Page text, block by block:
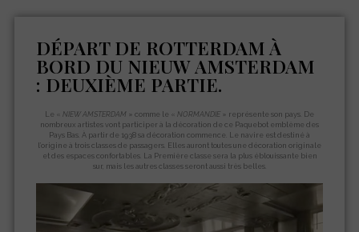
DÉPART DE ROTTERDAM À
BORD DU NIEUW AMSTERDAM
: DEUXIÈME PARTIE.
Le « NIEW AMSTERDAM » comme le « NORMANDIE » représente son pays. De
nombreux artistes vont participer à la décoration de ce Paquebot emblème des
Pays Bas. À partir de 1938 sa décoration commence. Le navire est destiné à
l’origine à trois classes de passagers. Elles auront toutes une décoration originale
et des espaces confortables. La Première classe sera la plus éblouissante bien
sur, mais les autres classes seront aussi très belles.